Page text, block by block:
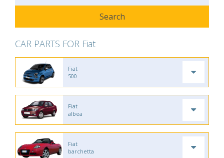
CAR PARTS FOR Fiat
Fiat
500
Fiat
albea
Fiat
barchetta